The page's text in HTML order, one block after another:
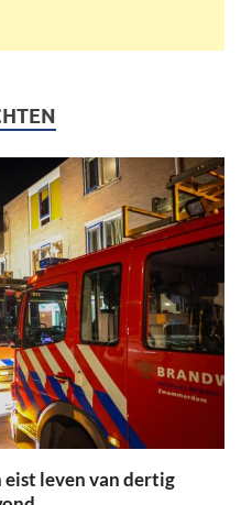
leven van dertig